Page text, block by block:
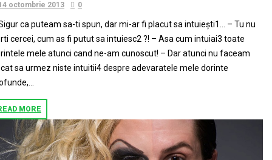
octombrie 2013 0
ca puteam sa-ti spun, dar mi-ar fi placut sa intuiești1… – Tu nu
cercei, cum as fi putut sa intuiesc2 ?! – Asa cum intuiai3 toate
mele atunci cand ne-am cunoscut! – Dar atunci nu faceam
sa urmez niste intuitii4 despre adevaratele mele dorinte
MORE